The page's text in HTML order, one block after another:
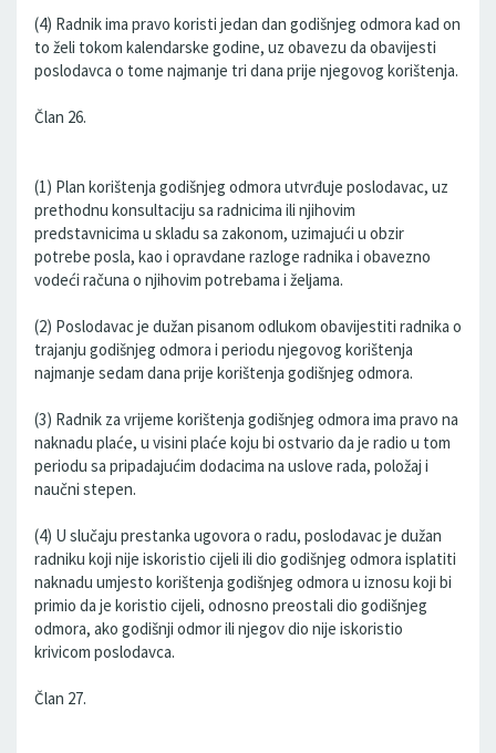
(4) Radnik ima pravo koristi jedan dan godišnjeg odmora kad on
to želi tokom kalendarske godine, uz obavezu da obavijesti
poslodavca o tome najmanje tri dana prije njegovog korištenja.
Član 26.
(1) Plan korištenja godišnjeg odmora utvrđuje poslodavac, uz
prethodnu konsultaciju sa radnicima ili njihovim
predstavnicima u skladu sa zakonom, uzimajući u obzir
potrebe posla, kao i opravdane razloge radnika i obavezno
vodeći računa o njihovim potrebama i željama.
(2) Poslodavac je dužan pisanom odlukom obavijestiti radnika o
trajanju godišnjeg odmora i periodu njegovog korištenja
najmanje sedam dana prije korištenja godišnjeg odmora.
(3) Radnik za vrijeme korištenja godišnjeg odmora ima pravo na
naknadu plaće, u visini plaće koju bi ostvario da je radio u tom
periodu sa pripadajućim dodacima na uslove rada, položaj i
naučni stepen.
(4) U slučaju prestanka ugovora o radu, poslodavac je dužan
radniku koji nije iskoristio cijeli ili dio godišnjeg odmora isplatiti
naknadu umjesto korištenja godišnjeg odmora u iznosu koji bi
primio da je koristio cijeli, odnosno preostali dio godišnjeg
odmora, ako godišnji odmor ili njegov dio nije iskoristio
krivicom poslodavca.
Član 27.